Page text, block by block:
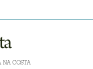
NA COSTA